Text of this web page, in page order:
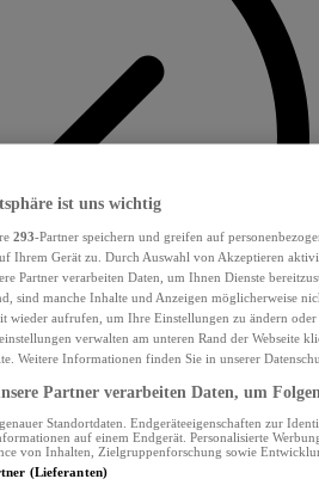
ist uns wichtig
293-Partner speichern und greifen auf
Ihrem Gerät zu. Durch Auswahl von Akzeptieren
Partner verarbeiten Daten, um Ihnen Dienste
sind manche Inhalte und Anzeigen möglicherweise
wieder aufrufen, um Ihre Einstellungen zu ändern
verwalten am unteren Rand der Webseite
Weitere Informationen finden Sie in unserer
Partner verarbeiten Daten, um
Standortdaten. Endgeräteeigenschaften zur
auf einem Endgerät. Personalisierte
von Inhalten, Zielgruppenforschung sowie
(Lieferanten)